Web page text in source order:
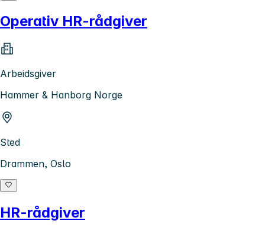
Operativ HR-rådgiver
Arbeidsgiver
Hammer & Hanborg Norge
Sted
Drammen, Oslo
HR-rådgiver